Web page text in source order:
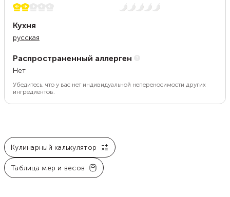
2 из 5
Нет остроты
Кухня
русская
Распространенный аллерген
Нет
Убедитесь, что у вас нет индивидуальной непереносимости других
ингредиентов.
Кулинарный калькулятор
Таблица мер и весов